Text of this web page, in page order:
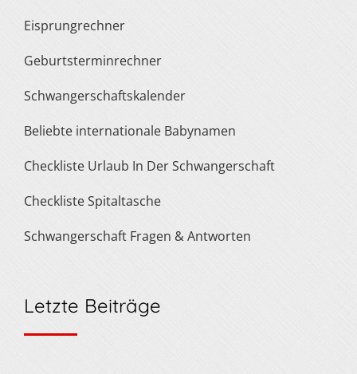
Eisprungrechner
Geburtsterminrechner
Schwangerschaftskalender
Beliebte internationale Babynamen
Checkliste Urlaub In Der Schwangerschaft
Checkliste Spitaltasche
Schwangerschaft Fragen & Antworten
Letzte Beiträge